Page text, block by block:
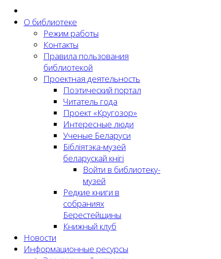
О библиотеке
Режим работы
Контакты
Правила пользования
библиотекой
Проектная деятельность
Поэтический портал
Читатель года
Проект «Кругозор»
Интересные люди
Ученые Беларуси
Бібліятэка-музей
беларускай кнігі
Войти в библиотеку-
музей
Редкие книги в
собраниях
Берестейщины
Книжный клуб
Новости
Информационные ресурсы